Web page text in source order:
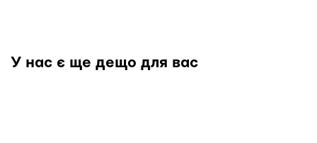
У нас є ще дещо для вас